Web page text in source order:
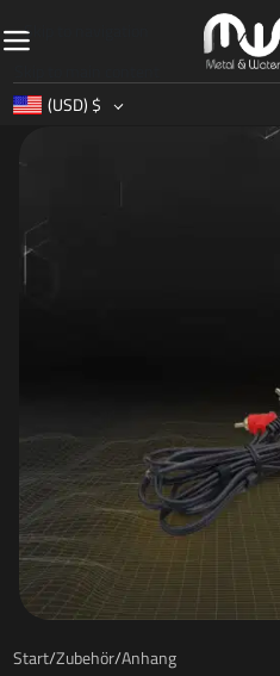
Skip to navigation
(USD)$
Start/Zubehör/Anhang